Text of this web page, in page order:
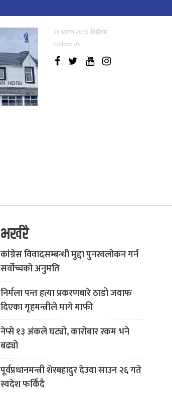
२१ श्रावण २०८३, बिहीबार
Follow Us
भर्खरै
कांग्रेस विवादसम्बन्धी मुद्दा पुनरवलोकन गर्न
सर्वोच्चको अनुमति
निर्मला पन्त हत्या प्रकरणबारे ठाडो जवाफ
दिएका गृहमन्त्रीले मागे माफी
नेप्से १३ अंकले घट्यो, कारोबार रकम भने
बढ्यो
पूर्वप्रधानमन्त्री शेरबहादुर देउवा साउन २६ गते
स्वदेश फर्किँदै